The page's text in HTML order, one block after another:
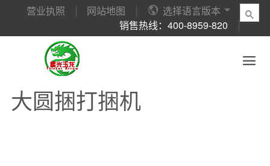

 选择语言版本 
网站地图
营业执照
销售热线：400-8959-820

企业介绍
公司荣誉
新闻动态
捡拾式方捆压捆机
大圆捆打捆机
售前服务
销售网络
大圆捆打捆机
破碎式方捆压捆机
联系方式
大圆捆打捆机